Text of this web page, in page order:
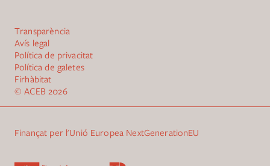
Transparència
Avís legal
Política de privacitat
Política de galetes
Firhàbitat
© ACEB2026
Finançat per l'Unió Europea NextGenerationEU